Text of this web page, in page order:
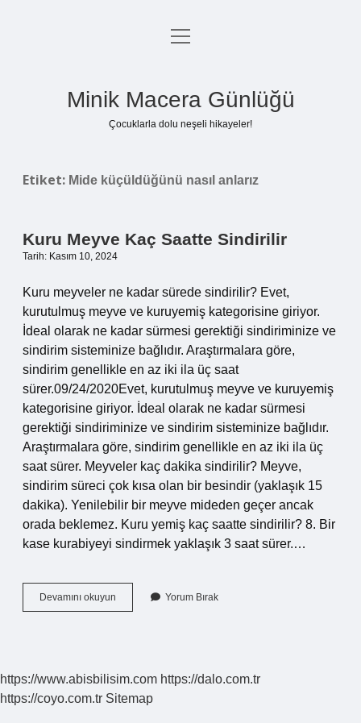
Anasayfa
menüyü
Minik Macera Günlüğü
Çocuklarla dolu neşeli hikayeler!
Etiket: Mide küçüldüğünü nasıl anlarız
Kuru Meyve Kaç Saatte Sindirilir
Tarih: Kasım 10, 2024
Kuru meyveler ne kadar sürede sindirilir? Evet,
kurutulmuş meyve ve kuruyemiş kategorisine giriyor.
İdeal olarak ne kadar sürmesi gerektiği sindiriminize ve
sindirim sisteminize bağlıdır. Araştırmalara göre,
sindirim genellikle en az iki ila üç saat
sürer.09/24/2020Evet, kurutulmuş meyve ve kuruyemiş
kategorisine giriyor. İdeal olarak ne kadar sürmesi
gerektiği sindiriminize ve sindirim sisteminize bağlıdır.
Araştırmalara göre, sindirim genellikle en az iki ila üç
saat sürer. Meyveler kaç dakika sindirilir? Meyve,
sindirim süreci çok kısa olan bir besindir (yaklaşık 15
dakika). Yenilebilir bir meyve mideden geçer ancak
orada beklemez. Kuru yemiş kaç saatte sindirilir? 8. Bir
kase kurabiyeyi sindirmek yaklaşık 3 saat sürer.…
Devamını okuyun
Meyve
Yorum Bırak
https://www.abisbilisim.com https://dalo.com.tr
https://coyo.com.tr Sitemap